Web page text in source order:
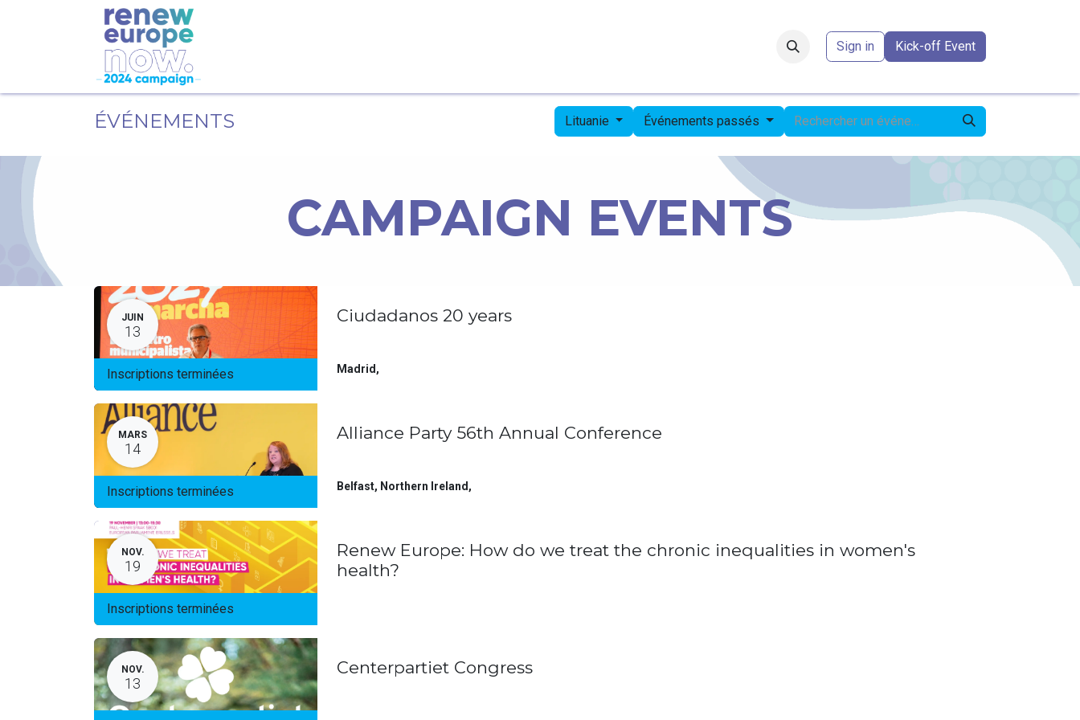
Sign in Kick-off Event
ÉVÉNEMENTS Lituanie Événements passés
CAMPAIGN EVENTS
JUIN
13
Inscriptions terminées
Ciudadanos 20 years
Madrid ,
MARS
14
Inscriptions terminées
Alliance Party 56th Annual Conference
Belfast, Northern Ireland ,
NOV.
19
Inscriptions terminées
Renew Europe: How do we treat the chronic inequalities in women's
health?
NOV.
13
Centerpartiet Congress